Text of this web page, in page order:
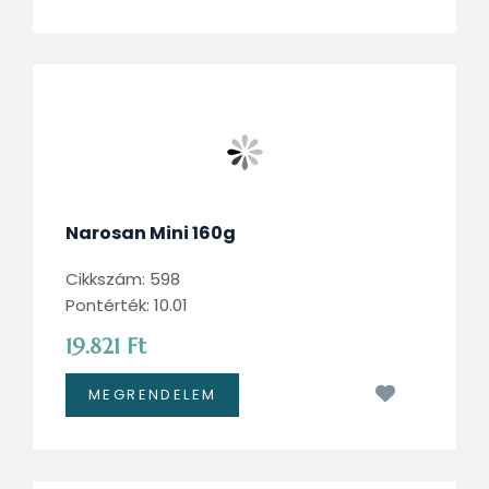
Narosan Mini 160g
Cikkszám: 598
Pontérték: 10.01
19.821 Ft